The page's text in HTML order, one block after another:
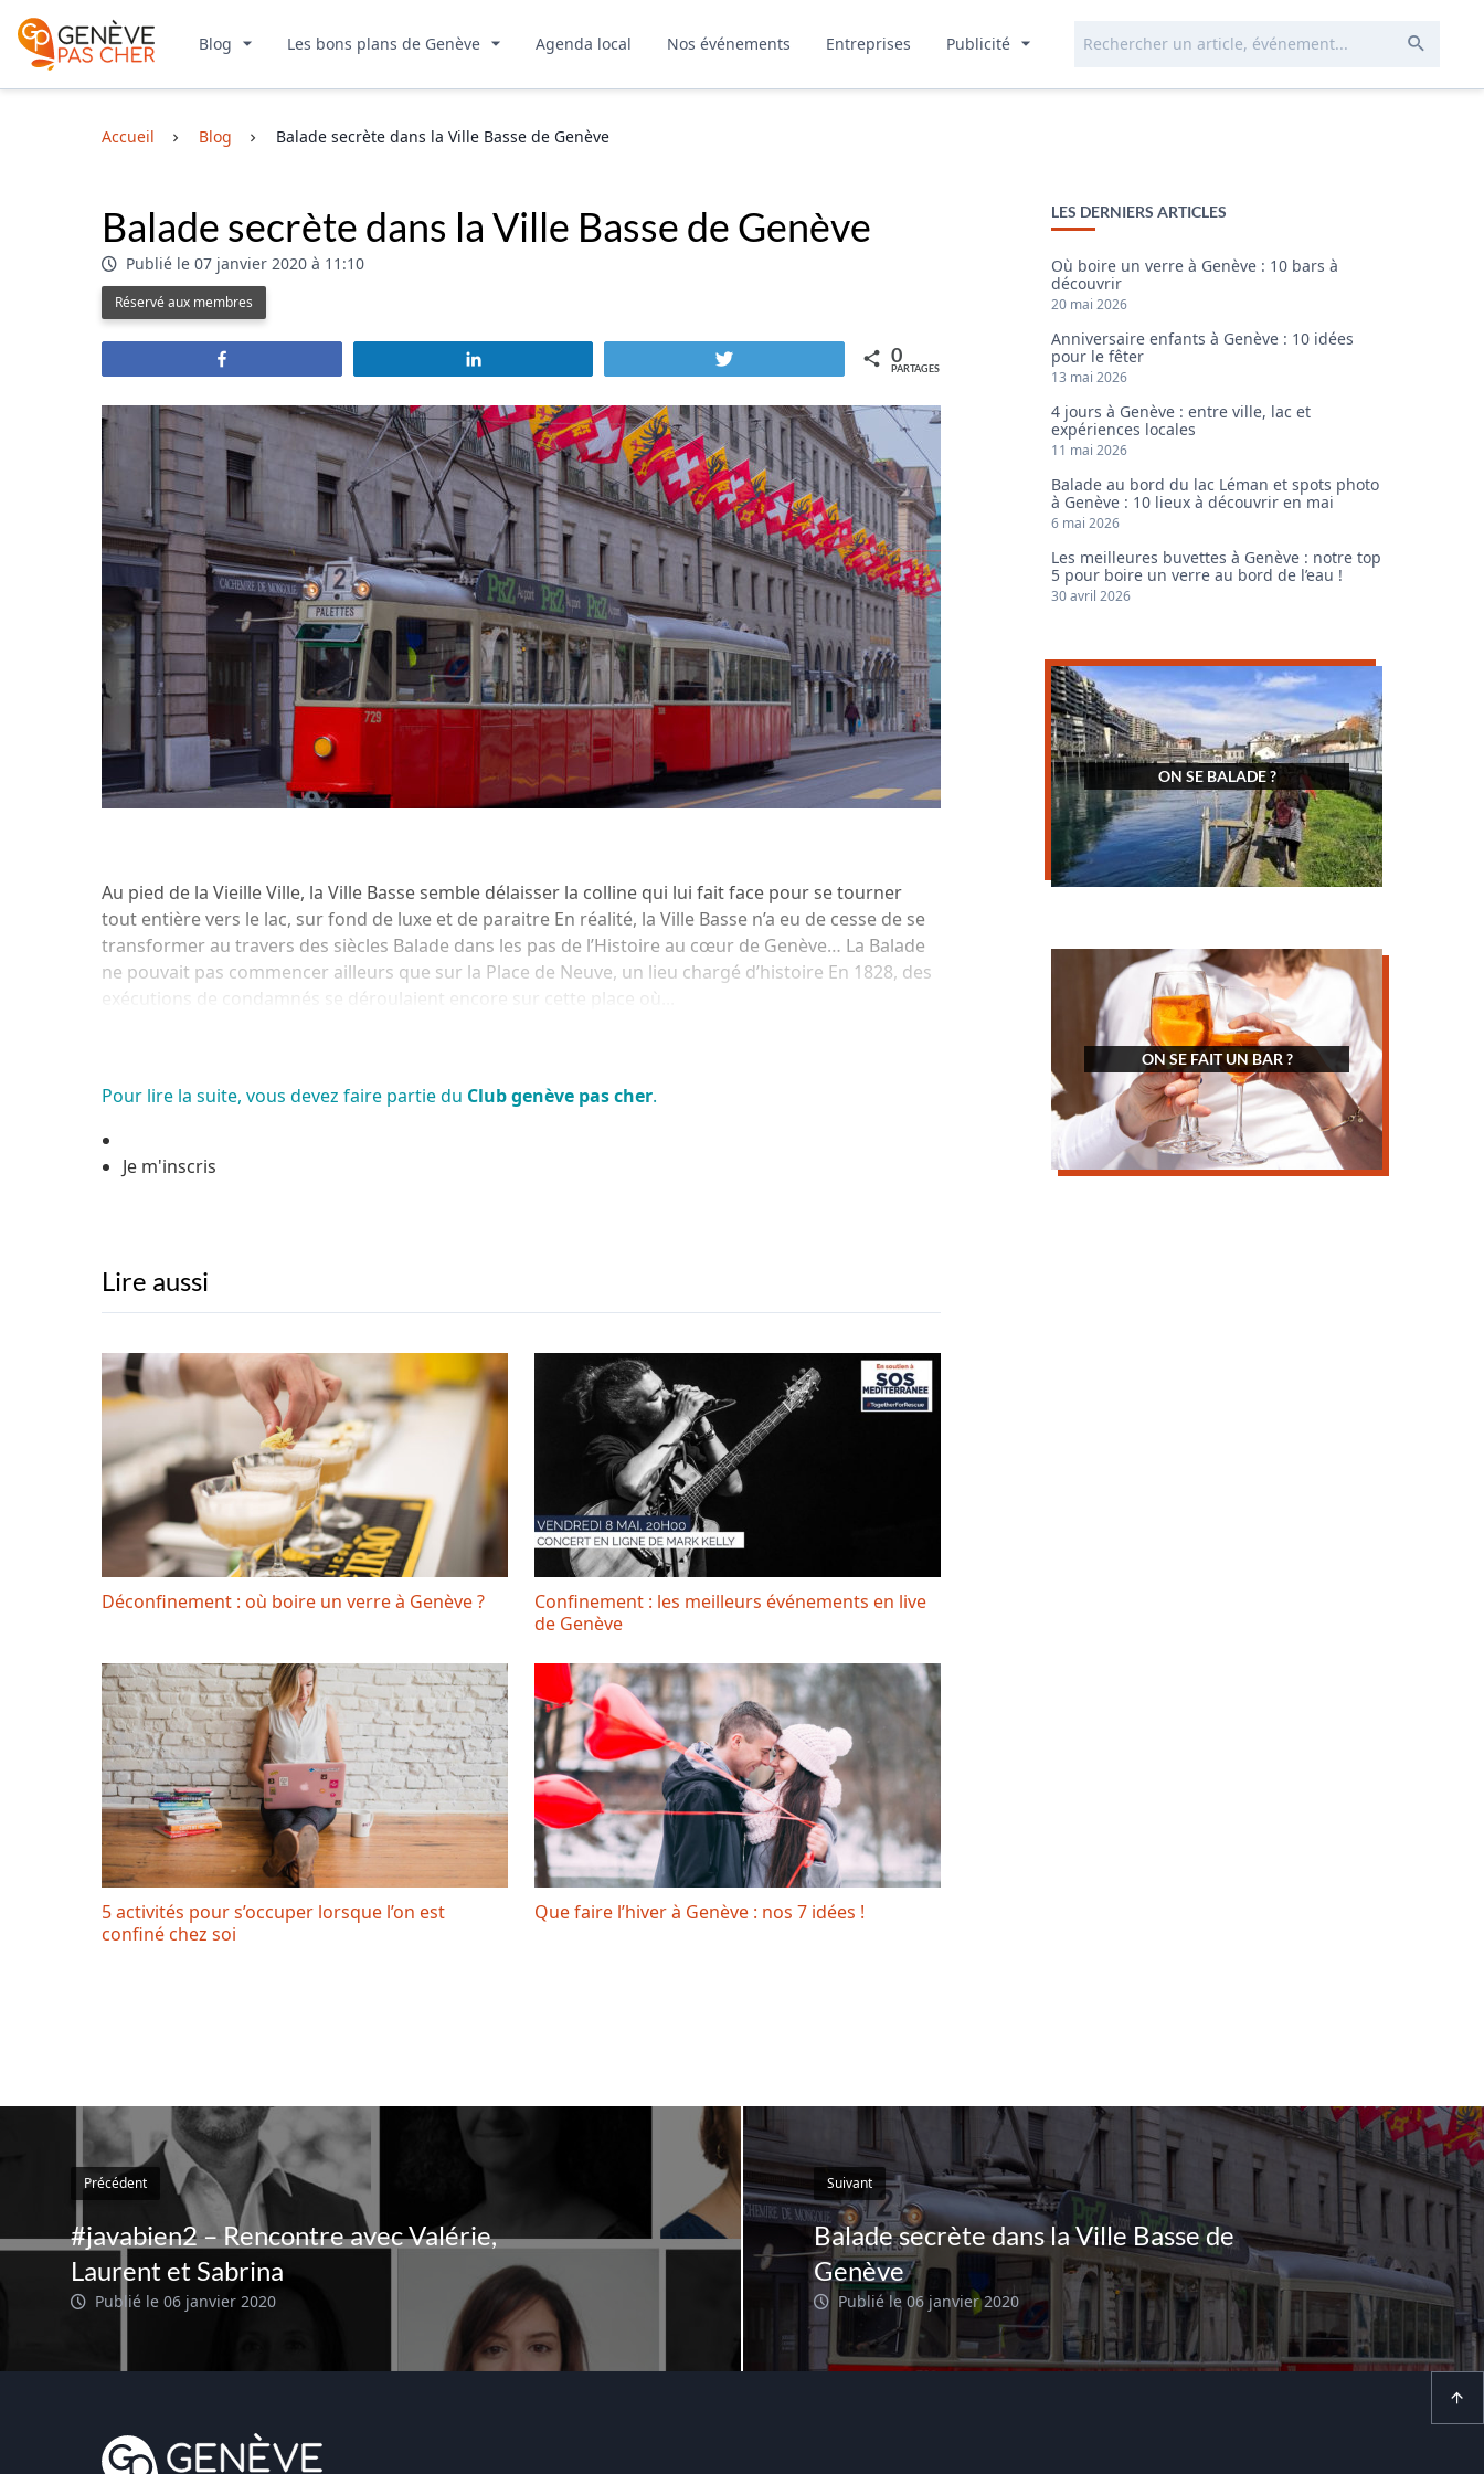
Blog Les bons plans de Genève Agenda local Nos événements Entreprises Publicité
Accueil Blog Balade secrète dans la Ville Basse de Genève
Balade secrète dans la Ville Basse de Genève
Publié le 07 janvier 2020 à 11:10
Réservé aux membres
0
PARTAGES
Au pied de la Vieille Ville, la Ville Basse semble délaisser la colline qui lui fait face pour se tourner
tout entière vers le lac, sur fond de luxe et de paraitre En réalité, la Ville Basse n’a eu de cesse de se
transformer au travers des siècles Balade dans les pas de l’Histoire au cœur de Genève… La Balade
ne pouvait pas commencer ailleurs que sur la Place de Neuve, un lieu chargé d’histoire En 1828, des
exécutions de condamnés se déroulaient encore sur cette place où...
Pour lire la suite, vous devez faire partie du Club genève pas cher.
Je m'inscris
Lire aussi
Déconfinement : où boire un verre à Genève ?
Confinement : les meilleurs événements en live
de Genève
5 activités pour s’occuper lorsque l’on est
confiné chez soi
Que faire l’hiver à Genève : nos 7 idées !
LES DERNIERS ARTICLES
Où boire un verre à Genève : 10 bars à
découvrir
20 mai 2026
Anniversaire enfants à Genève : 10 idées
pour le fêter
13 mai 2026
4 jours à Genève : entre ville, lac et
expériences locales
11 mai 2026
Balade au bord du lac Léman et spots photo
à Genève : 10 lieux à découvrir en mai
6 mai 2026
Les meilleures buvettes à Genève : notre top
5 pour boire un verre au bord de l’eau !
30 avril 2026
ON SE BALADE ?
ON SE FAIT UN BAR ?
Précédent
#javabien2 – Rencontre avec Valérie,
Laurent et Sabrina
Publié le 06 janvier 2020
Suivant
Balade secrète dans la Ville Basse de
Genève
Publié le 06 janvier 2020